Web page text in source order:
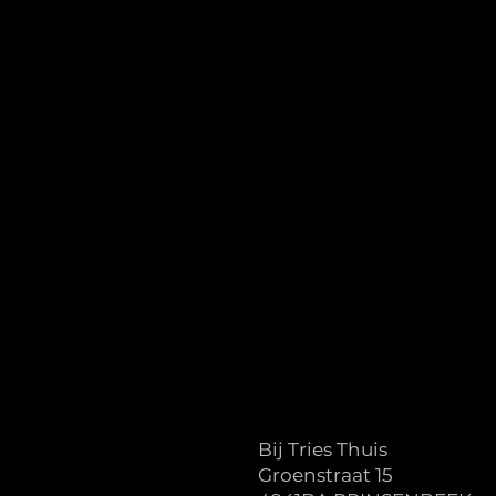
Bij Tries Thuis
Groenstraat 15